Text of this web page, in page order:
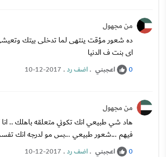
من مجهول
ده شعور مؤقت ينتهى لما تدخلى بيتك وتعيشى
اى بنت ف الدنيا
0 اعجبني .اضف رد.
10-12-2017
من مجهول
هاد شي طبيعي انك تكوني متعلقه باهلك ..
فيهم ...شعور طبيعي ...بس مو لدرجه انك
0 اعجبني .اضف رد.
10-12-2017